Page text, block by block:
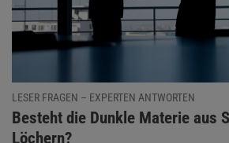
LESER FRAGEN – EXPERTEN ANTWORTEN
:
Besteht die Dunkle Materie aus
Löchern?